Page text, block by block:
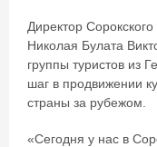
Директор
Николая Булата
группы туристов из
шаг в продвижении
страны за рубежом.
«Сегодня у нас в